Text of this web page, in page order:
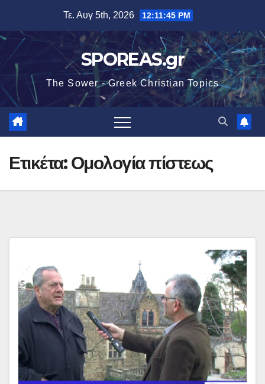
περιεχόμενο
Τε. Αυγ 5th, 2026 12:11:46 PM
SPOREAS.gr
The Sower - Greek Christian Topics
Ετικέτα:Ομολογία πίστεως